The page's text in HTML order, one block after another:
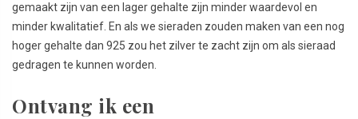
gemaakt zijn van een lager gehalte zijn minder waardevol en
minder kwalitatief. En als we sieraden zouden maken van een nog
hoger gehalte dan 925 zou het zilver te zacht zijn om als sieraad
gedragen te kunnen worden.
Ontvang ik een